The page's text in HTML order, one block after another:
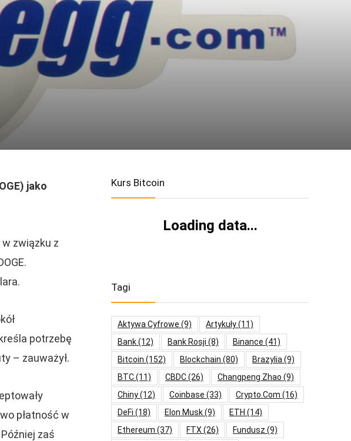
jako
związku z
potrzebę
– zauważył.
płatność w
zaś
Kurs Bitcoin
Loading data...
Tagi
Aktywa Cyfrowe (9) Artykuły(11)
Bank(12) Bank Rosji (8) Binance (41)
Bitcoin (152) Blockchain (80) Brazylia (9)
BTC(11) CBDC(26) Changpeng Zhao (9)
Chiny(12) Coinbase (33) Crypto.com (16)
DeFi (18) Elon Musk(9) ETH (14)
Ethereum (37) FTX (26) Fundusz (9)